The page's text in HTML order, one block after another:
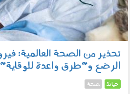
الرضع و"طرق واعدة للوقاية"
حياتك صحة